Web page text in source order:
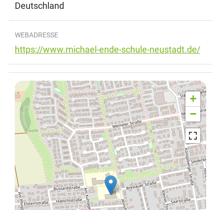
Deutschland
WEBADRESSE
https://www.michael-ende-schule-neustadt.de/
+
−